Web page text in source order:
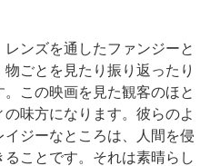
ンズを通したファンジーと
ごとを見たり振り返ったり
この映画を見た観客のほと
味方になります。彼らのよ
ジーなところは、人間を侵
ことです。それは素晴らし